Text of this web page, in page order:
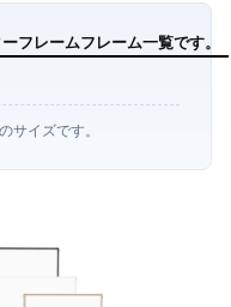
フレームフレーム一覧です。
サイズです。